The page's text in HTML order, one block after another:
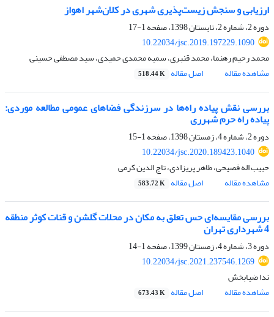
ارزیابی و سنجش زیست‌پذیری شهری در کلان‌شهر اهواز
دوره 2، شماره 2، تابستان 1398، صفحه
1-17
10.22034/jsc.2019.197229.1090
محمد رحیم رهنما، محمد قنبری، سمیه محمدی حمیدی، سید مصطفی حسینی
مشاهده مقاله
اصل مقاله 518.44 K
بررسی نقش پیاده راه‌ها در سرزندگی فضاهای عمومی مطالعه موردی:
پیاده راه حرم شهرری
دوره 2، شماره 4، زمستان 1398، صفحه
1-15
10.22034/jsc.2020.189423.1040
حبیب اله فصیحی، طاهر پریزادی، تاج الدین کرمی
مشاهده مقاله
اصل مقاله 583.72 K
بررسی مقایسه‌ای حس تعلق به مکان در محلات گلشن و قنات کوثر منطقه
4 شهرداری تهران
دوره 3، شماره 4، زمستان 1399، صفحه
1-14
10.22034/jsc.2021.237546.1269
ندا ضیابخش
مشاهده مقاله
اصل مقاله 673.43 K